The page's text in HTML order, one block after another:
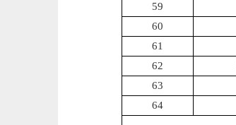
59
60
61
62
63
64